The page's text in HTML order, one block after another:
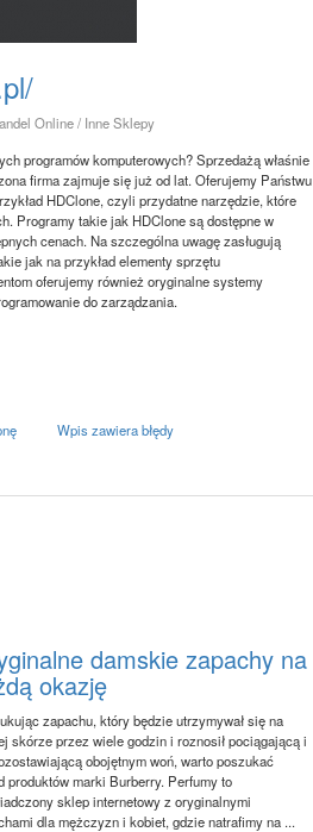
Online / Inne Sklepy
programów komputerowych? Sprzedażą właśnie
firma zajmuje się już od lat. Oferujemy Państwu
HDClone, czyli przydatne narzędzie, które
Programy takie jak HDClone są dostępne w
cenach. Na szczególna uwagę zasługują
jak na przykład elementy sprzętu
oferujemy również oryginalne systemy
do zarządzania.
Wpis zawiera błędy
damskie zapachy na
okazję
zapachu, który będzie utrzymywał się na
skórze przez wiele godzin i roznosił pociągającą i
obojętnym woń, warto poszukać
produktów marki Burberry. Perfumy to
sklep internetowy z oryginalnymi
dla mężczyzn i kobiet, gdzie natrafimy na ...